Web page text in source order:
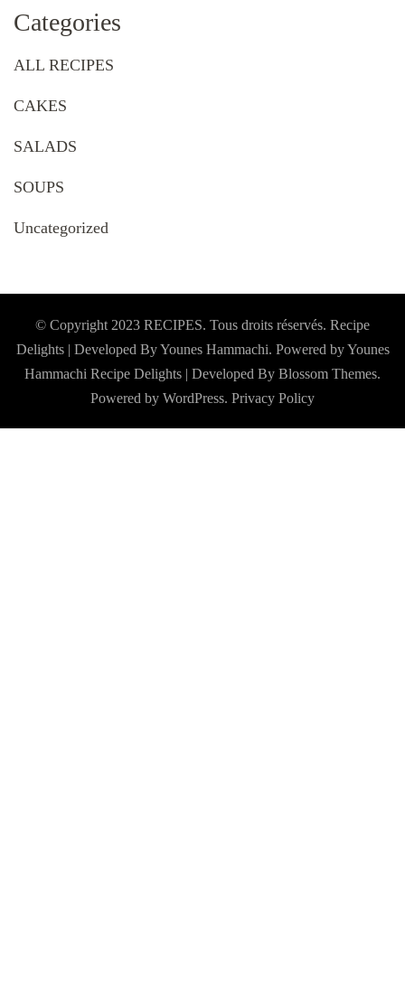
Categories
ALL RECIPES
CAKES
SALADS
SOUPS
Uncategorized
© Copyright 2023 RECIPES. Tous droits réservés. Recipe
Delights | Developed By Younes Hammachi. Powered by Younes
Hammachi Recipe Delights | Developed By Blossom Themes.
Powered by WordPress. Privacy Policy